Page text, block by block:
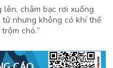
lên, châm bạc rơi xuống
tử nhưng không có khí thế
chó.”